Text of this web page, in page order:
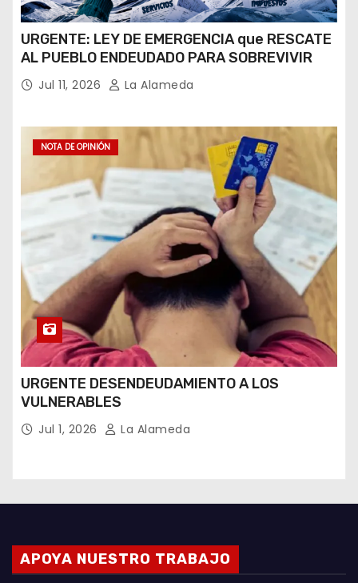
URGENTE: LEY DE EMERGENCIA que RESCATE
AL PUEBLO ENDEUDADO PARA SOBREVIVIR
Jul 11, 2026 La Alameda
NOTA DE OPINIÓN
URGENTE DESENDEUDAMIENTO A LOS
VULNERABLES
Jul 1, 2026 La Alameda
APOYA NUESTRO TRABAJO